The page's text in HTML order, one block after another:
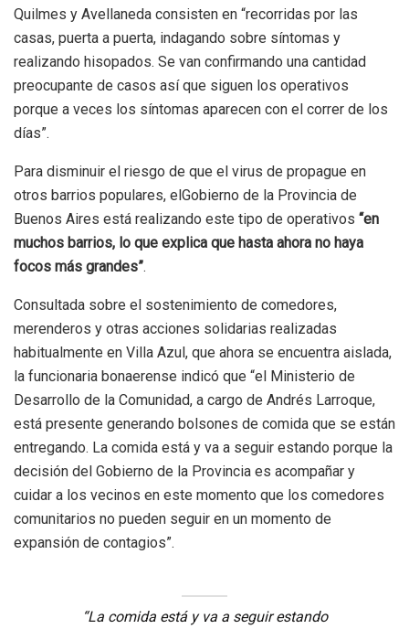
Quilmes y Avellaneda consisten en “recorridas por las
casas, puerta a puerta, indagando sobre síntomas y
realizando hisopados. Se van confirmando una cantidad
preocupante de casos así que siguen los operativos
porque a veces los síntomas aparecen con el correr de los
días”.
Para disminuir el riesgo de que el virus de propague en
otros barrios populares, elGobierno de la Provincia de
Buenos Aires está realizando este tipo de operativos “en
muchos barrios, lo que explica que hasta ahora no haya
focos más grandes”.
Consultada sobre el sostenimiento de comedores,
merenderos y otras acciones solidarias realizadas
habitualmente en Villa Azul, que ahora se encuentra aislada,
la funcionaria bonaerense indicó que “el Ministerio de
Desarrollo de la Comunidad, a cargo de Andrés Larroque,
está presente generando bolsones de comida que se están
entregando. La comida está y va a seguir estando porque la
decisión del Gobierno de la Provincia es acompañar y
cuidar a los vecinos en este momento que los comedores
comunitarios no pueden seguir en un momento de
expansión de contagios”.
“La comida está y va a seguir estando